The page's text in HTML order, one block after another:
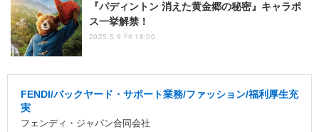
『パディントン 消えた黄金郷の秘密』キャラポ
ス一挙解禁！
2025.5.9 Fri 18:00
FENDI/バックヤード・サポート業務/ファッション/福利厚生充
実
フェンディ・ジャパン合同会社